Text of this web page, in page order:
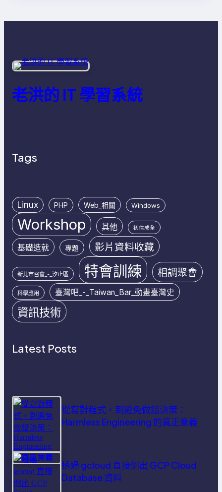
老洪的 IT 學習系統
Tags
Linux PHP Web_相關 Windows
Workshop 其他 初信成全
基礎造就 專題 影片資料收藏
新北市召會_-_汐止區 特會訓練 相調聚會
科學應用 臺灣吧_-_Taiwan_Bar_動畫臺灣史
資訊技術
Latest Posts
從寫對程式，到避免做錯決策：
Harmless Engineering 的真正意義
透過 gcloud 直接倒出 GCP Cloud
Database 資料